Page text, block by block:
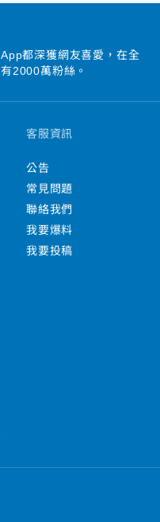
都深獲網友喜愛，在全
2000萬粉絲。
客服資訊
公告
常見問題
聯絡我們
我要爆料
我要投稿